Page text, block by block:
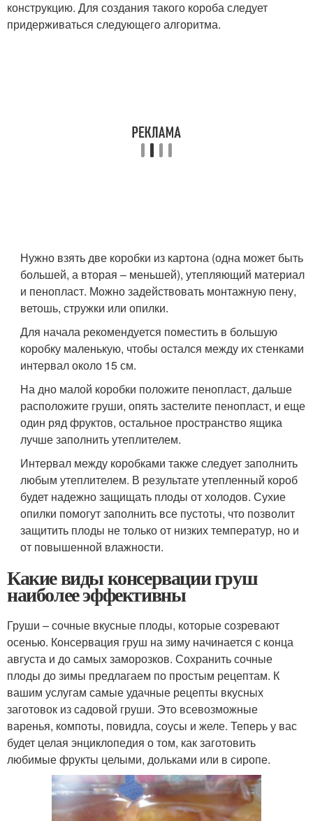
конструкцию. Для создания такого короба следует
придерживаться следующего алгоритма.
Нужно взять две коробки из картона (одна может быть
большей, а вторая – меньшей), утепляющий материал
и пенопласт. Можно задействовать монтажную пену,
ветошь, стружки или опилки.
Для начала рекомендуется поместить в большую
коробку маленькую, чтобы остался между их стенками
интервал около 15 см.
На дно малой коробки положите пенопласт, дальше
расположите груши, опять застелите пенопласт, и еще
один ряд фруктов, остальное пространство ящика
лучше заполнить утеплителем.
Интервал между коробками также следует заполнить
любым утеплителем. В результате утепленный короб
будет надежно защищать плоды от холодов. Сухие
опилки помогут заполнить все пустоты, что позволит
защитить плоды не только от низких температур, но и
от повышенной влажности.
Какие виды консервации груш
наиболее эффективны
Груши – сочные вкусные плоды, которые созревают
осенью. Консервация груш на зиму начинается с конца
августа и до самых заморозков. Сохранить сочные
плоды до зимы предлагаем по простым рецептам. К
вашим услугам самые удачные рецепты вкусных
заготовок из садовой груши. Это всевозможные
варенья, компоты, повидла, соусы и желе. Теперь у вас
будет целая энциклопедия о том, как заготовить
любимые фрукты целыми, дольками или в сиропе.